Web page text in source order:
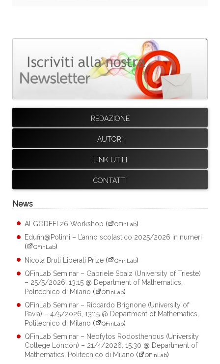
REDAZIONE
AUTORI
LINK UTILI
CONTATTI
News
ALGODEFI 26 Workshop ( QFinLab)
Edufin@Polimi – L’anno scolastico 2025/2026 in numeri
(
QFinLab)
Nicola Bruti Liberati Prize ( QFinLab)
QFinLab Seminar – Gabriele Sbaiz (University of Trieste)
– 25/5/2026, 13:15 @ Department of Mathematics,
Politecnico di Milano ( QFinLab)
QFinLab Seminar – Riccardo Brignone (University of
Pavia) – 4/5/2026, 13:15 @ Department of Mathematics,
Politecnico di Milano ( QFinLab)
QFinLab Seminar – Neofytos Rodosthenous (University
College London) – 21/4/2026, 15:30 @ Department of
Mathematics, Politecnico di Milano ( QFinLab)